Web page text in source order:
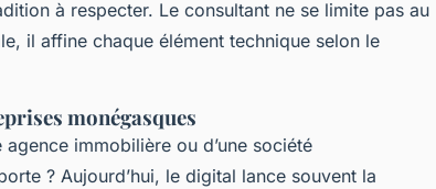
à respecter. Le consultant ne se limite pas au
il affine chaque élément technique selon le
monégasques
agence immobilière ou d’une société
? Aujourd’hui, le digital lance souvent la